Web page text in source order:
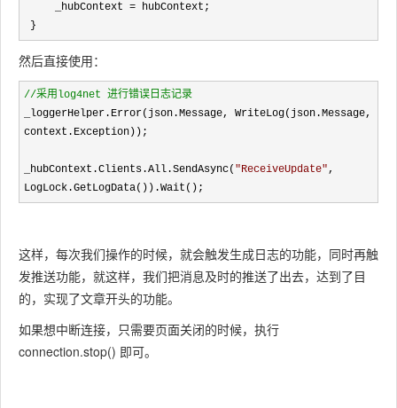
     _hubContext
= hubContext;
}
然后直接使用：
//采用log4net 进行错误日志记录
_loggerHelper.Error(json.Message, WriteLog(json.Message,
context.Exception));
_hubContext.Clients.All.SendAsync( "ReceiveUpdate",
LogLock.GetLogData()).Wait();
这样，每次我们操作的时候，就会触发生成日志的功能，同时再触
发推送功能，就这样，我们把消息及时的推送了出去，达到了目
的，实现了文章开头的功能。
如果想中断连接，只需要页面关闭的时候，执行
connection.stop() 即可。